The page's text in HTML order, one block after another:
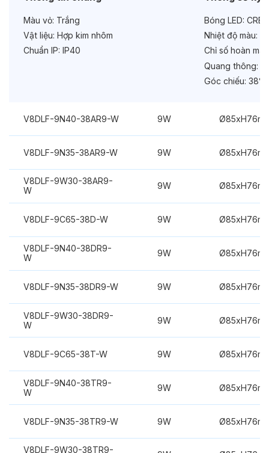
Màu vỏ: Trắng
Vật liệu: Hợp kim nhôm
Chuẩn IP: IP40
Bóng LED:
Nhiệt độ màu:
Chỉ số hoàn
Quang thông:
Góc chiếu: 38°
V8DLF-9N40-38AR9-W 9W
V8DLF-9N35-38AR9-W 9W
V8DLF-9W30-38AR9-
W
9W
V8DLF-9C65-38D-W 9W
V8DLF-9N40-38DR9-
W
9W
V8DLF-9N35-38DR9-W 9W
V8DLF-9W30-38DR9-
W
9W
V8DLF-9C65-38T-W 9W
V8DLF-9N40-38TR9-
W
9W
V8DLF-9N35-38TR9-W 9W
V8DLF-9W30-38TR9-